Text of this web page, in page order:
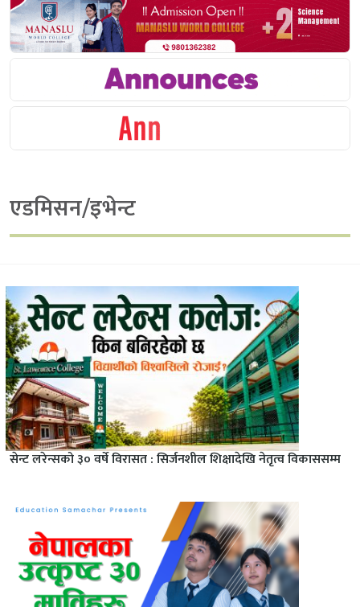
एडमिसन/इभेन्ट
सेन्ट लरेन्सको ३० वर्षे विरासत : सिर्जनशील शिक्षादेखि नेतृत्व विकाससम्म